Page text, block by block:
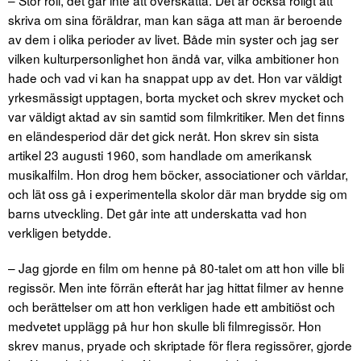
skriva om sina föräldrar, man kan säga att man är beroende
av dem i olika perioder av livet. Både min syster och jag ser
vilken kulturpersonlighet hon ändå var, vilka ambitioner hon
hade och vad vi kan ha snappat upp av det. Hon var väldigt
yrkesmässigt upptagen, borta mycket och skrev mycket och
var väldigt aktad av sin samtid som filmkritiker. Men det finns
en eländesperiod där det gick neråt. Hon skrev sin sista
artikel 23 augusti 1960, som handlade om amerikansk
musikalfilm. Hon drog hem böcker, associationer och världar,
och lät oss gå i experimentella skolor där man brydde sig om
barns utveckling. Det går inte att underskatta vad hon
verkligen betydde.
– Jag gjorde en film om henne på 80-talet om att hon ville bli
regissör. Men inte förrän efteråt har jag hittat filmer av henne
och berättelser om att hon verkligen hade ett ambitiöst och
medvetet upplägg på hur hon skulle bli filmregissör. Hon
skrev manus, pryade och skriptade för flera regissörer, gjorde